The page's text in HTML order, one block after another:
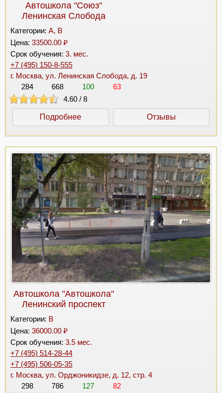
Автошкола "Союз"
Ленинская Слобода
Категории: A, B
Цена: 33500.00 ₽
Срок обучения: 3. мес.
+7 (495) 150-8-555
г. Москва, ул. Ленинская Слобода, д. 19
284
668 100
63
4.60 / 8
Подробнее Отзывы
Автошкола "Автошкола"
Ленинский проспект
Категории: B
Цена: 36000.00 ₽
Срок обучения: 3.5 мес.
+7 (495) 514-28-44
+7 (495) 506-05-35
г. Москва, ул. Орджоникидзе, д. 12, стр. 4
298
786 127
82